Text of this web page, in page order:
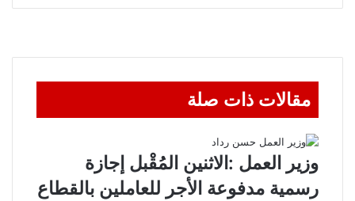
البريد
مقالات ذات صلة
وزير العمل :الاثنين المُقْبل إجازة
رسمية مدفوعة الأجر للعاملين بالقطاع